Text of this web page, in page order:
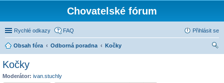
Chovatelské fórum
Rychlé odkazy FAQ Přihlásit se
Obsah fóra Odborná poradna
Kočky
Kočky
Moderátor: ivan.stuchly